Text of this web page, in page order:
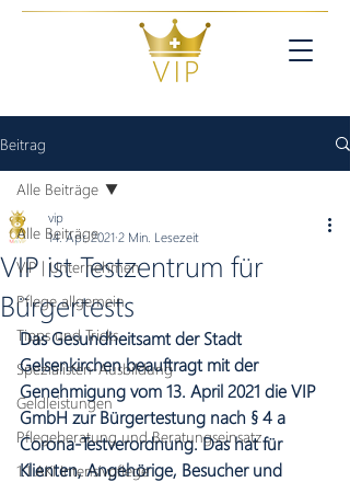
Beitrag
Alle Beiträge
VIP | Unternehmen
Pflege allgemein
Tipps und Tricks
Spezialisten-Ausbildung
Geldleistungen
Pflegeberatung und Beratungseinsatz
1:1 AKI Intensivpflege
Alle Beiträge
VIP ist Testzentrum für
Bürgertests
vip
14. Apr. 2021 2 Min. Lesezeit
Das Gesundheitsamt der Stadt
Gelsenkirchen beauftragt mit der
Genehmigung vom 13. April 2021 die VIP
GmbH zur Bürgertestung nach § 4 a
Corona-Testverordnung. Das hat für
Klienten, Angehörige, Besucher und